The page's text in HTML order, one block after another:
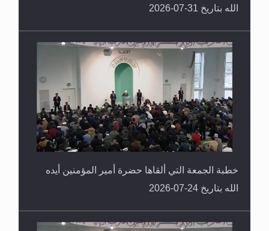
الله بتاريخ 31-07-2026
خطبة الجمعة التي ألقاها حضرة أمير المؤمنين أيده
الله بتاريخ 24-07-2026